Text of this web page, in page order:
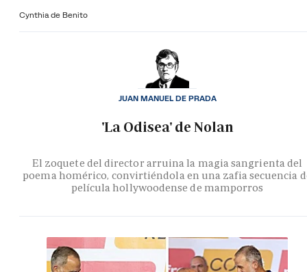
Cynthia de Benito
'La Odisea' de Nolan
El zoquete del director arruina la magia sangrienta del
poema homérico, convirtiéndola en una zafia secuencia
película hollywoodense de mamporros
JUAN MANUEL DE PRADA